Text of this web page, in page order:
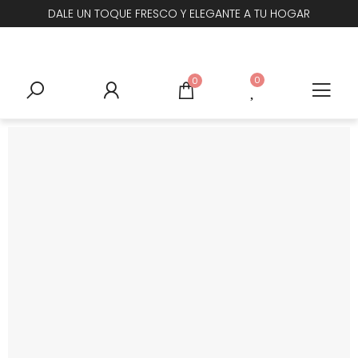
DALE UN TOQUE FRESCO Y ELEGANTE A TU HOGAR
0 0